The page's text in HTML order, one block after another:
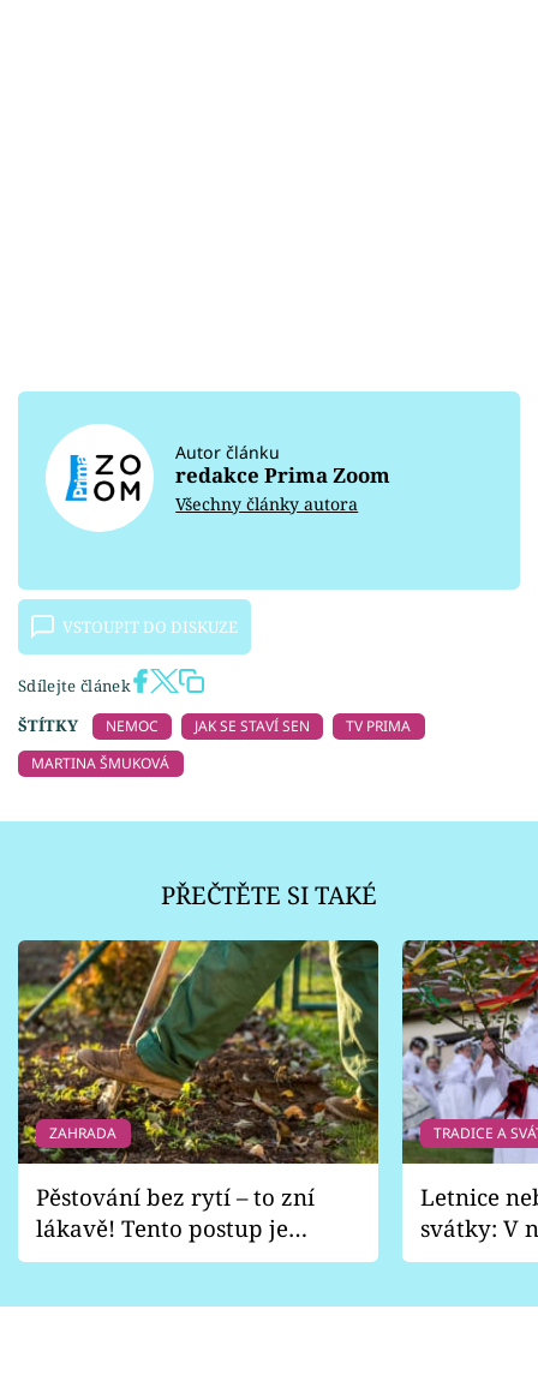
Autor článku
redakce Prima Zoom
Všechny články autora
VSTOUPIT DO DISKUZE
Sdílejte článek
ŠTÍTKY
NEMOC JAK SE STAVÍ SEN
TV PRIMA
MARTINA ŠMUKOVÁ
PŘEČTĚTE SI TAKÉ
ZAHRADA
Pěstování bez rytí – to zní
lákavě! Tento postup je
vhodný jen pro některé
TRADICE A
Letnice
svátky: V
pondělí